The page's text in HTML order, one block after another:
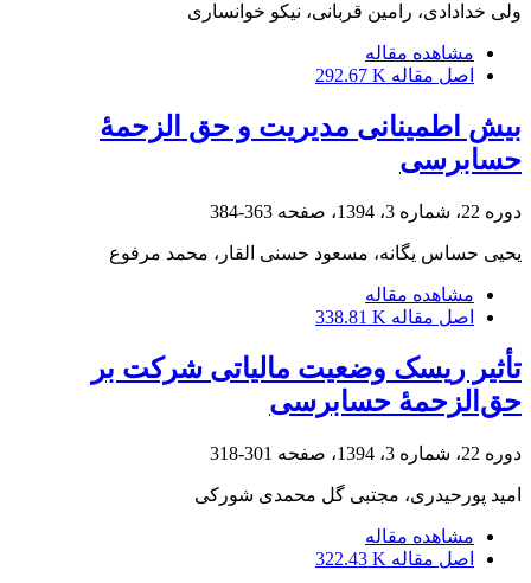
ولی خدادادی، رامین قربانی، نیکو خوانساری
مشاهده مقاله
اصل مقاله 292.67 K
بیش اطمینانی مدیریت و حق الزحمۀ
حسابرسی
دوره 22، شماره 3، 1394، صفحه 363-384
یحیی حساس یگانه، مسعود حسنی القار، محمد مرفوع
مشاهده مقاله
اصل مقاله 338.81 K
تأثیر ریسک وضعیت مالیاتی شرکت بر
حق‌الزحمۀ حسابرسی
دوره 22، شماره 3، 1394، صفحه 301-318
امید پورحیدری، مجتبی گل محمدی شورکی
مشاهده مقاله
اصل مقاله 322.43 K